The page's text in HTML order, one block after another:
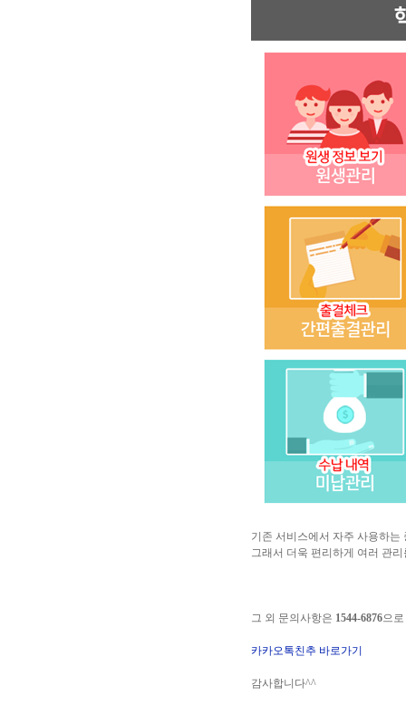
기존 서비스에서 자주 사용하
그래서 더욱 편리하게 여러 관
그 외 문의사항은 1544-6876으
카카오톡친추 바로가기
감사합니다^^